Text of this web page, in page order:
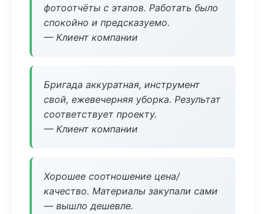
фотоотчёты с этапов. Работать было
спокойно и предсказуемо.
— Клиент компании
Бригада аккуратная, инструмент
свой, ежевечерняя уборка. Результат
соответствует проекту.
— Клиент компании
Хорошее соотношение цена/
качество. Материалы закупали сами
— вышло дешевле.